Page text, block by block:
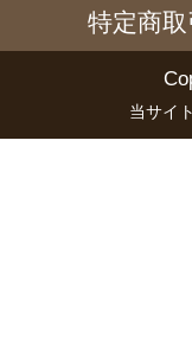
特定商
当サイ